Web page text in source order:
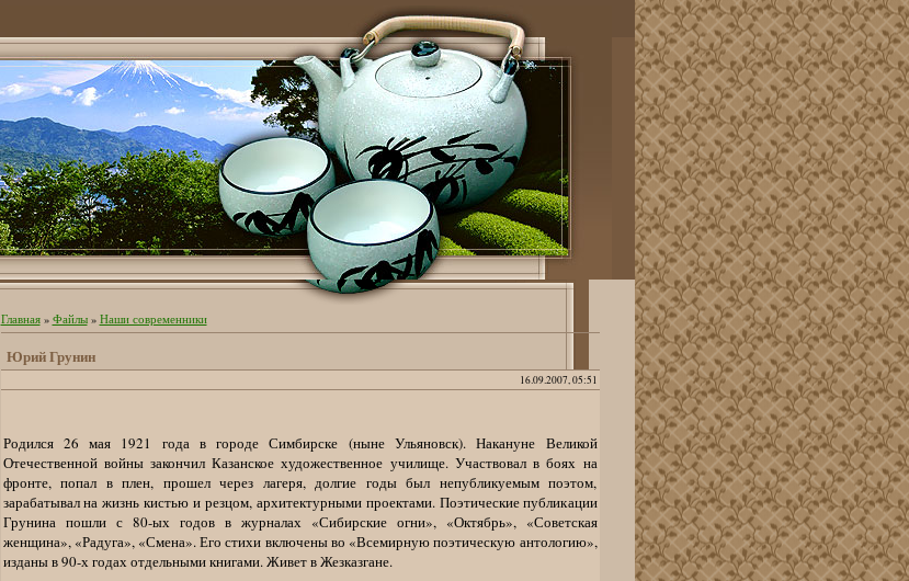
Главная» Файлы» Наши современники
Юрий Грунин
16.09.2007, 05:51
Родился 26 мая 1921 года в городе Симбирске (ныне Ульяновск). Накануне Великой
Отечественной войны закончил Казанское художественное училище. Участвовал в боях на
фронте, попал в плен, прошел через лагеря, долгие годы был непубликуемым поэтом,
зарабатывал на жизнь кистью и резцом, архитектурными проектами. Поэтические публикации
Грунина пошли с 80-ых годов в журналах «Сибирские огни», «Октябрь», «Советская
женщина», «Радуга», «Смена». Его стихи включены во «Всемирную поэтическую антологию»,
изданы в 90-х годах отдельными книгами. Живет в Жезказгане.